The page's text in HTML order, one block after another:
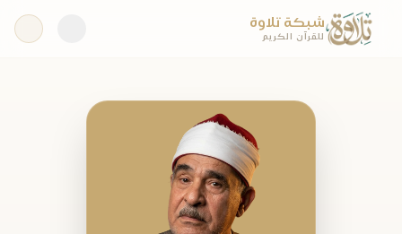
شبكة تلاوة
للقرآن الكريم